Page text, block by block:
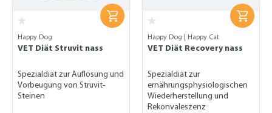
Happy Dog
VET Diät Struvit nass
Spezialdiät zur Auflösung und
Vorbeugung von Struvit-
Steinen
Happy Dog | Happy Cat
VET Diät Recovery nass
Spezialdiät zur
ernährungsphysiologischen
Wiederherstellung und
Rekonvaleszenz